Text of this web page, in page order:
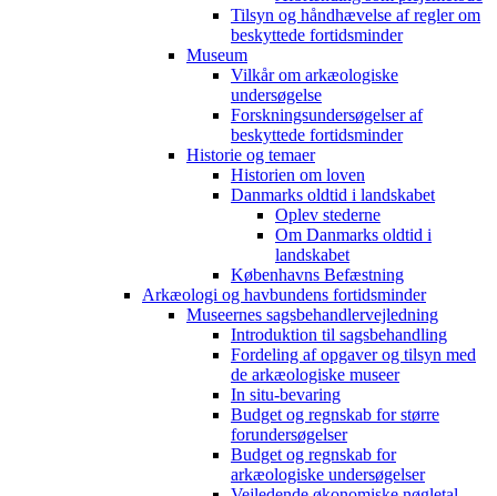
Tilsyn og håndhævelse af regler om
beskyttede fortidsminder
Museum
Vilkår om arkæologiske
undersøgelse
Forskningsundersøgelser af
beskyttede fortidsminder
Historie og temaer
Historien om loven
Danmarks oldtid i landskabet
Oplev stederne
Om Danmarks oldtid i
landskabet
Københavns Befæstning
Arkæologi og havbundens fortidsminder
Museernes sagsbehandlervejledning
Introduktion til sagsbehandling
Fordeling af opgaver og tilsyn med
de arkæologiske museer
In situ-bevaring
Budget og regnskab for større
forundersøgelser
Budget og regnskab for
arkæologiske undersøgelser